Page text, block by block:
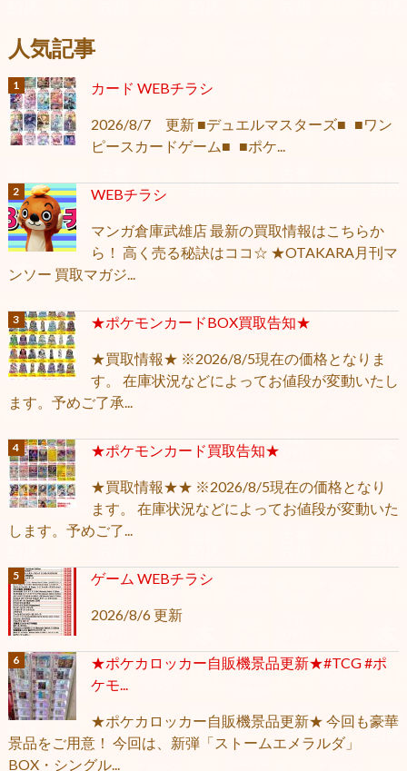
人気記事
カード WEBチラシ
2026/8/7 更新 ■デュエルマスターズ■ ■ワン
ピースカードゲーム■ ■ポケ...
WEBチラシ
マンガ倉庫武雄店 最新の買取情報はこちらか
ら！ 高く売る秘訣はココ☆ ★OTAKARA月刊マ
ンソー 買取マガジ...
★ポケモンカードBOX買取告知★
★買取情報★ ※2026/8/5現在の価格となりま
す。 在庫状況などによってお値段が変動いたし
ます。予めご了承...
★ポケモンカード買取告知★
★買取情報★★ ※2026/8/5現在の価格となり
ます。 在庫状況などによってお値段が変動いた
します。予めご了...
ゲーム WEBチラシ
2026/8/6 更新
★ポケカロッカー自販機景品更新★#TCG #ポ
ケモ...
★ポケカロッカー自販機景品更新★ 今回も豪華
景品をご用意！ 今回は、新弾「ストームエメラルダ」
BOX・シングル...